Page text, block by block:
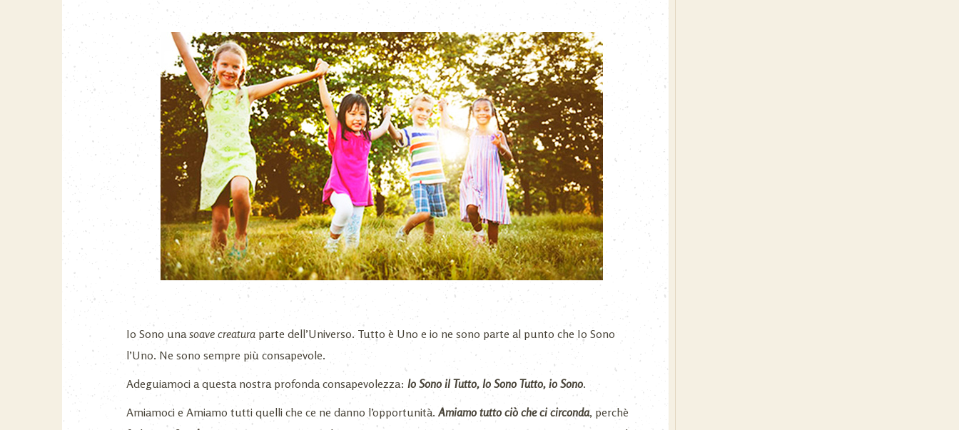
Io Sono unasoave creatura parte dell’Universo. Tutto è Uno e io ne sono parte al punto che Io Sono
l’Uno. Ne sono sempre più consapevole.
Adeguiamoci a questa nostra profonda consapevolezza: Io Sono il Tutto, Io Sono Tutto, io Sono.
Amiamoci e Amiamo tutti quelli che ce ne danno l’opportunità. Amiamo tutto ciò che ci circonda, perchè